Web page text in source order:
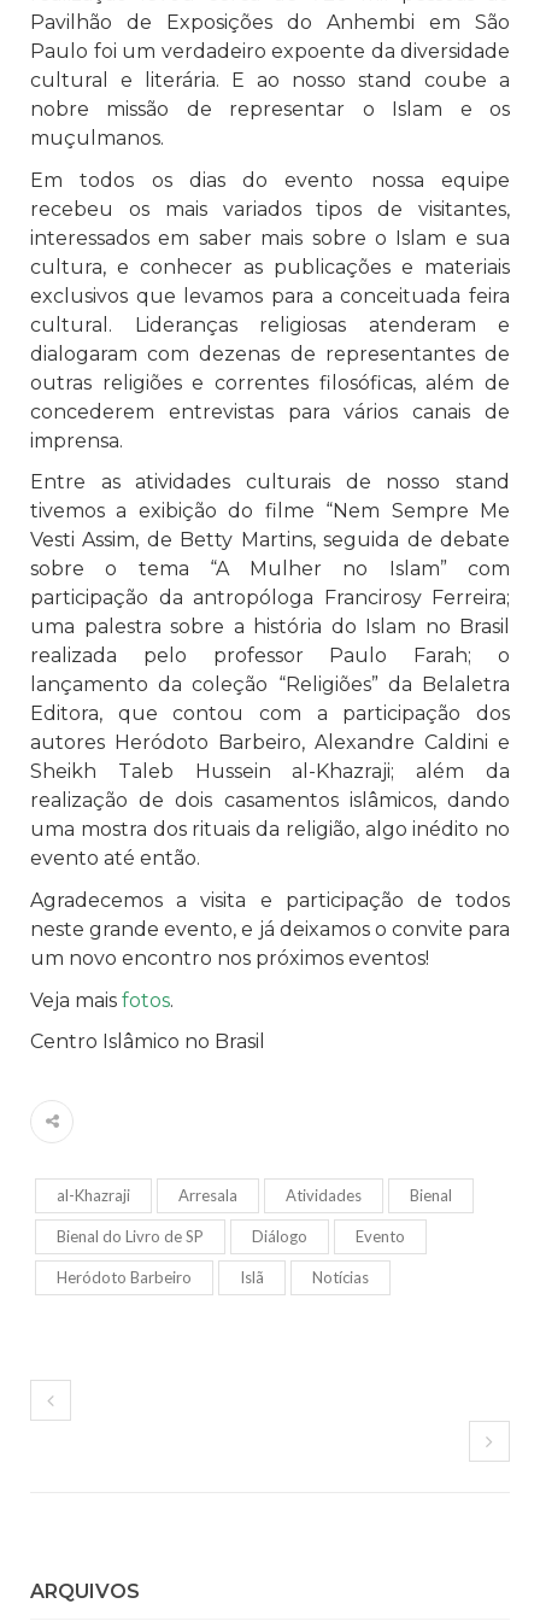
Pavilhão de Exposições do Anhembi em São
Paulo foi um verdadeiro expoente da diversidade
cultural e literária. E ao nosso stand coube a
nobre missão de representar o Islam e os
muçulmanos.
Em todos os dias do evento nossa equipe
recebeu os mais variados tipos de visitantes,
interessados em saber mais sobre o Islam e sua
cultura, e conhecer as publicações e materiais
exclusivos que levamos para a conceituada feira
cultural. Lideranças religiosas atenderam e
dialogaram com dezenas de representantes de
outras religiões e correntes filosóficas, além de
concederem entrevistas para vários canais de
imprensa.
Entre as atividades culturais de nosso stand
tivemos a exibição do filme “Nem Sempre Me
Vesti Assim, de Betty Martins, seguida de debate
sobre o tema “A Mulher no Islam” com
participação da antropóloga Francirosy Ferreira;
uma palestra sobre a história do Islam no Brasil
realizada pelo professor Paulo Farah; o
lançamento da coleção “Religiões” da Belaletra
Editora, que contou com a participação dos
autores Heródoto Barbeiro, Alexandre Caldini e
Sheikh Taleb Hussein al-Khazraji; além da
realização de dois casamentos islâmicos, dando
uma mostra dos rituais da religião, algo inédito no
evento até então.
Agradecemos a visita e participação de todos
neste grande evento, e já deixamos o convite para
um novo encontro nos próximos eventos!
Veja mais fotos.
Centro Islâmico no Brasil
al-Khazraji Arresala Atividades Bienal
Bienal do Livro de SP Diálogo Evento
Heródoto Barbeiro Islã Notícias
ARQUIVOS